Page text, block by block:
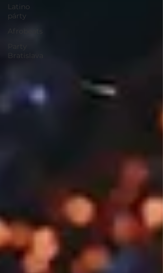
Latino
párty
Bratislava